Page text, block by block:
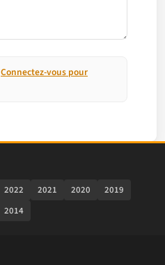
Connectez-vous pour
2022 2021 2020
2019
2014